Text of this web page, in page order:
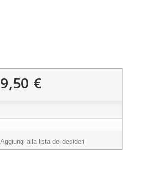
9,50 €
Aggiungi alla lista dei desideri